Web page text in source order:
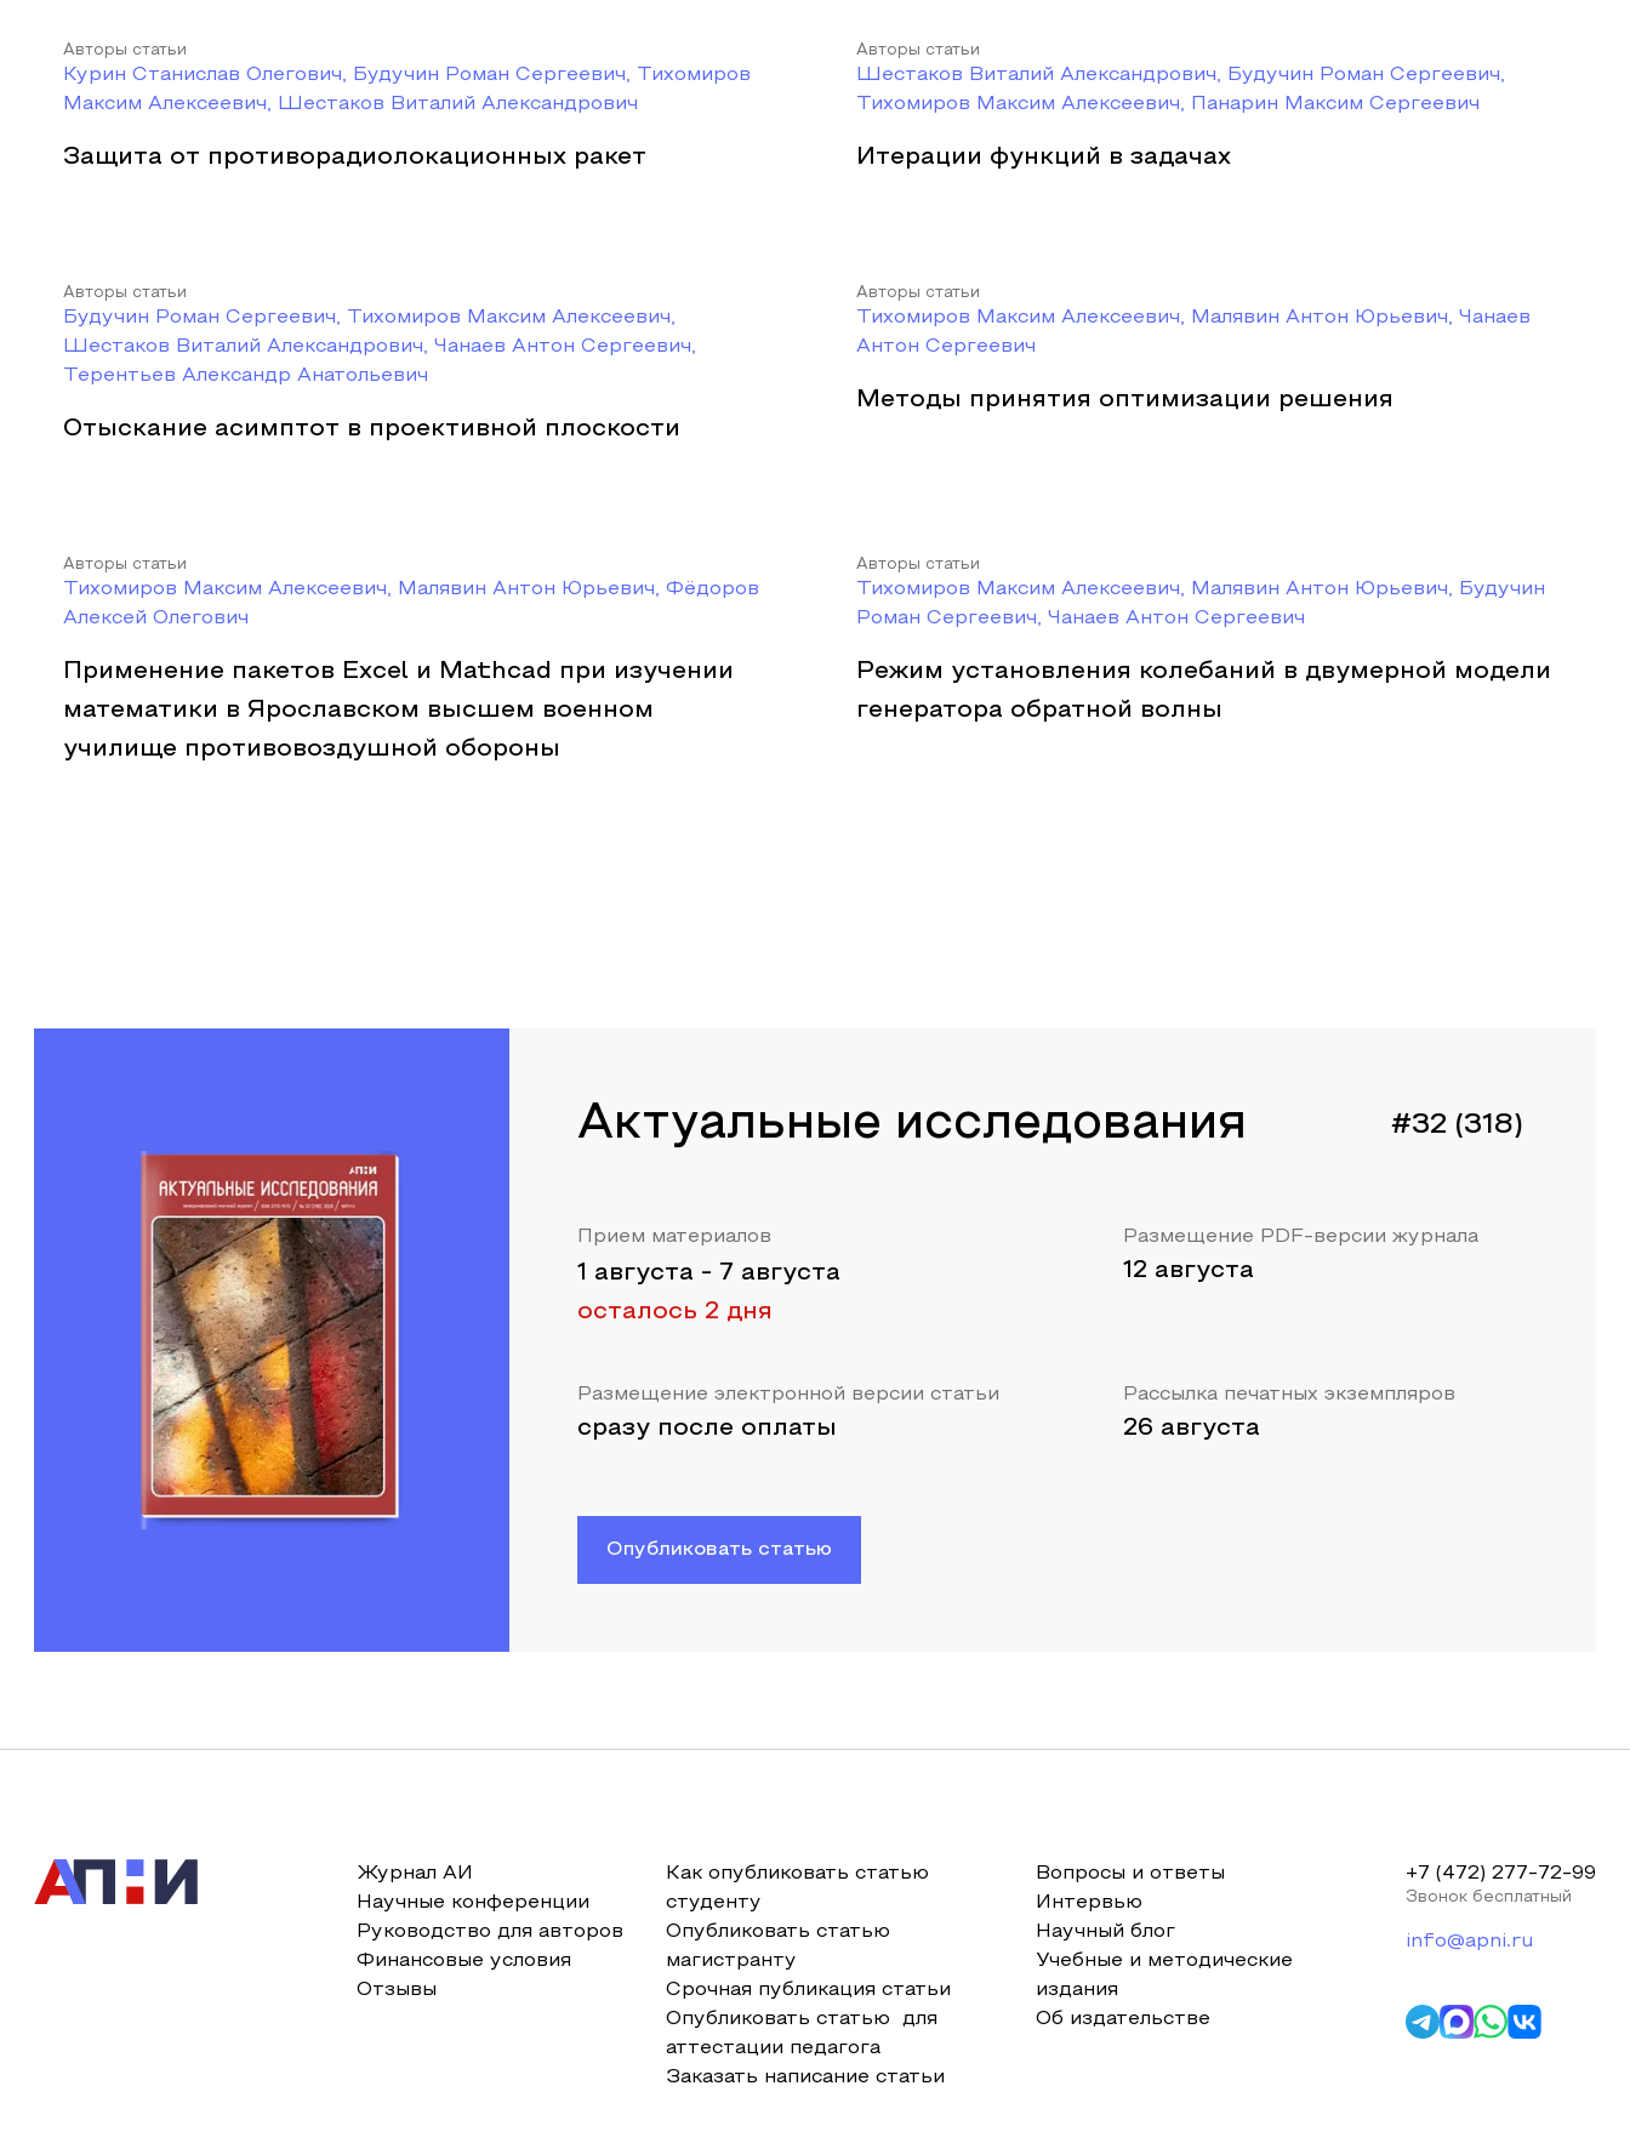
Авторы статьи
Курин Станислав Олегович, Будучин Роман Сергеевич, Тихомиров
Максим Алексеевич, Шестаков Виталий Александрович
Защита от противорадиолокационных ракет
Авторы статьи
Шестаков Виталий Александрович, Будучин Роман Сергеевич,
Тихомиров Максим Алексеевич, Панарин Максим Сергеевич
Итерации функций в задачах
Авторы статьи
Будучин Роман Сергеевич, Тихомиров Максим Алексеевич,
Шестаков Виталий Александрович, Чанаев Антон Сергеевич,
Терентьев Александр Анатольевич
Отыскание асимптот в проективной плоскости
Авторы статьи
Тихомиров Максим Алексеевич, Малявин Антон Юрьевич, Чанаев
Антон Сергеевич
Методы принятия оптимизации решения
Авторы статьи
Тихомиров Максим Алексеевич, Малявин Антон Юрьевич, Фёдоров
Алексей Олегович
Применение пакетов Excel и Mathcad при изучении
математики в Ярославском высшем военном
училище противовоздушной обороны
Авторы статьи
Тихомиров Максим Алексеевич, Малявин Антон Юрьевич, Будучин
Роман Сергеевич, Чанаев Антон Сергеевич
Режим установления колебаний в двумерной модели
генератора обратной волны
Актуальные исследования #32 (318)
Прием материалов
1 августа - 7 августа
осталось 2 дня
Размещение PDF-версии журнала
12 августа
Размещение электронной версии статьи
сразу после оплаты
Рассылка печатных экземпляров
26 августа
Опубликовать статью
Журнал АИ
Научные конференции
Руководство для авторов
Финансовые условия
Отзывы
Как опубликовать статью
студенту
Опубликовать статью
магистранту
Срочная публикация статьи
Опубликовать статью для
аттестации педагога
Заказать написание статьи
Вопросы и ответы
Интервью
Научный блог
Учебные и методические
издания
Об издательстве
+7 (472) 277-72-99
Звонок бесплатный
info@apni.ru